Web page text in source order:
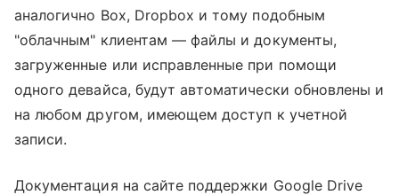
аналогично Box, Dropbox и тому подобным
"облачным" клиентам — файлы и документы,
загруженные или исправленные при помощи
одного девайса, будут автоматически обновлены и
на любом другом, имеющем доступ к учетной
записи.
Документация на сайте поддержки Google Drive